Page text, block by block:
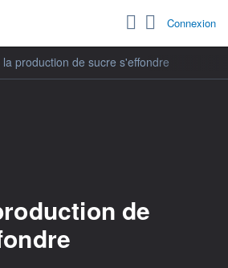
Connexion
production de sucre s'effondre
de